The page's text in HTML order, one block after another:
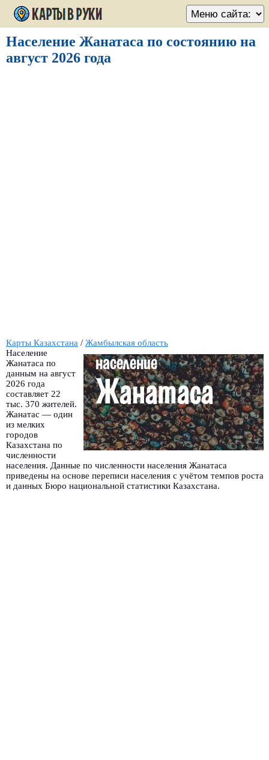
Население Жанатаса по состоянию на
август 2026 года
Карты Казахстана / Жамбылская область
Население
Жанатаса по
данным на август
2026 года
составляет 22
тыс. 370 жителей.
Жанатас — один
из мелких
городов
Казахстана по
численности
населения. Данные по численности населения Жанатаса
приведены на основе переписи населения с учётом темпов роста
и данных Бюро национальной статистики Казахстана.